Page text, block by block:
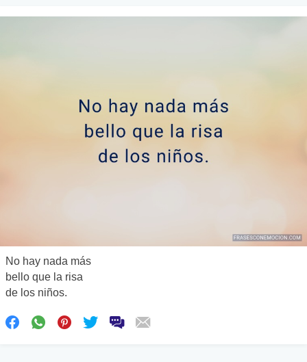
No hay nada más
bello que la risa
de los niños.